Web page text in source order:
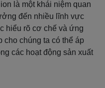
là một khái niệm quan
đến nhiều lĩnh vực
hiểu rõ cơ chế và ứng
cho chúng ta có thể áp
các hoạt động sản xuất